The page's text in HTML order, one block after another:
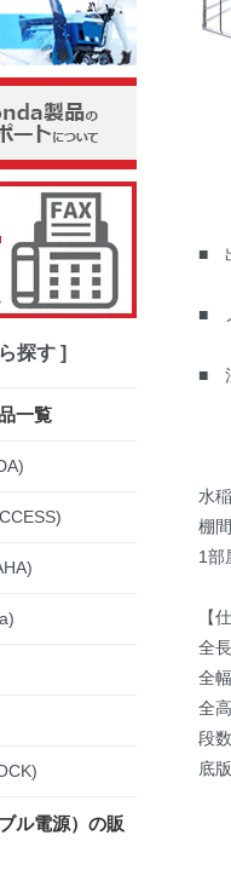
■
■
■
個
運
水
棚
1部
【
全
全
全
段
底
探す ]
一覧
ル電源）の販